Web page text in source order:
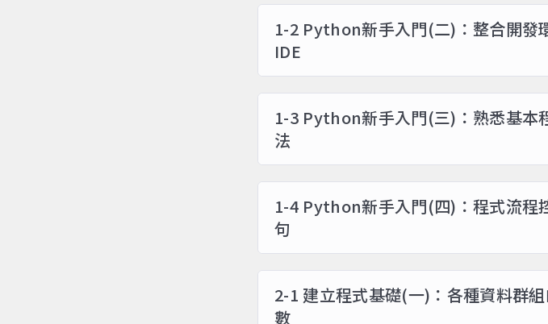
1-2 Python新手入門(二)：整合開發
IDE
1-3 Python新手入門(三)：熟悉基本
法
1-4 Python新手入門(四)：程式流程
句
2-1 建立程式基礎(一)：各種資料群
數